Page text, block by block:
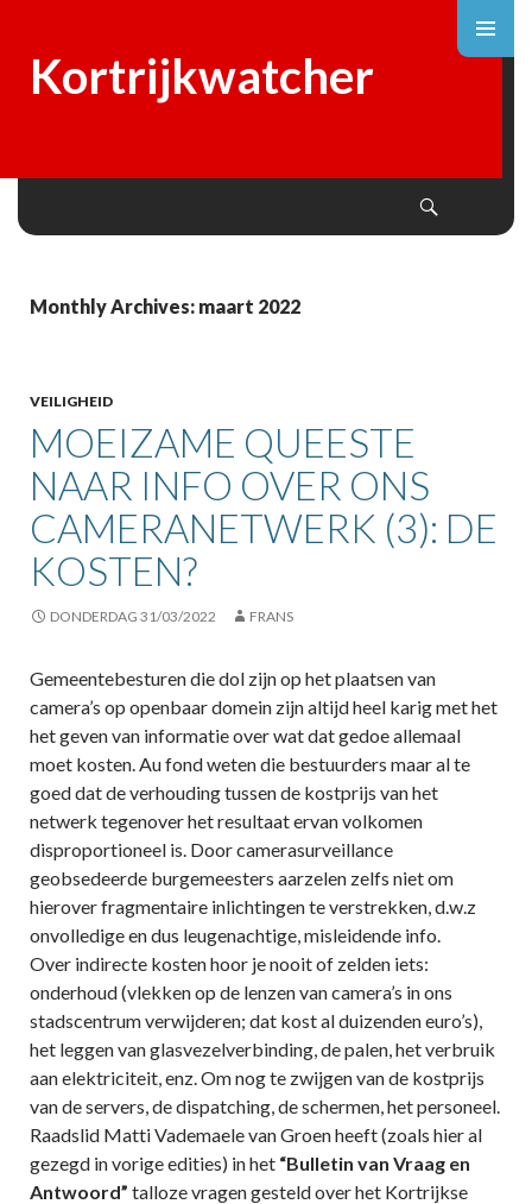
Kortrijkwatcher
Monthly Archives: maart 2022
VEILIGHEID
MOEIZAME QUEESTE
NAAR INFO OVER ONS
CAMERANETWERK (3): DE
KOSTEN?
DONDERDAG 31/03/2022 FRANS
Gemeentebesturen die dol zijn op het plaatsen van
camera’s op openbaar domein zijn altijd heel karig met het
het geven van informatie over wat dat gedoe allemaal
moet kosten. Au fond weten die bestuurders maar al te
goed dat de verhouding tussen de kostprijs van het
netwerk tegenover het resultaat ervan volkomen
disproportioneel is. Door camerasurveillance
geobsedeerde burgemeesters aarzelen zelfs niet om
hierover fragmentaire inlichtingen te verstrekken, d.w.z
onvolledige en dus leugenachtige, misleidende info.
Over indirecte kosten hoor je nooit of zelden iets:
onderhoud (vlekken op de lenzen van camera’s in ons
stadscentrum verwijderen; dat kost al duizenden euro’s),
het leggen van glasvezelverbinding, de palen, het verbruik
aan elektriciteit, enz. Om nog te zwijgen van de kostprijs
van de servers, de dispatching, de schermen, het personeel.
Raadslid Matti Vademaele van Groen heeft (zoals hier al
gezegd in vorige edities) in het “Bulletin van Vraag en
Antwoord” talloze vragen gesteld over het Kortrijkse